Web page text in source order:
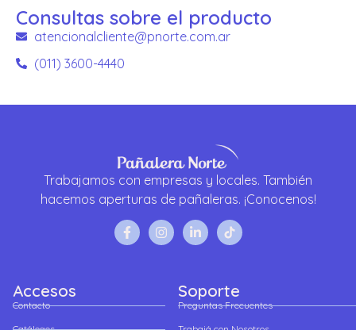
Consultas sobre el producto
atencionalcliente@pnorte.com.ar
(011) 3600-4440
Trabajamos con empresas y locales. También
hacemos aperturas de pañaleras. ¡Conocenos!
Accesos
Contacto
Soporte
Preguntas Frecuentes